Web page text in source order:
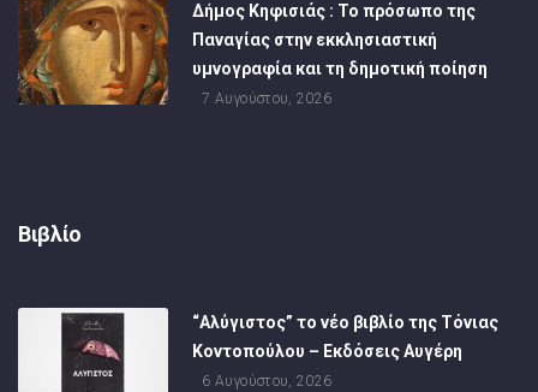
Δήμος Κηφισιάς : Το πρόσωπο της
Παναγίας στην εκκλησιαστική
υμνογραφία και τη δημοτική ποίηση
7 Αυγούστου, 2026
Βιβλίο
“Αλύγιστος” το νέο βιβλίο της Τόνιας
Κοντοπούλου – Εκδόσεις Αυγέρη
6 Αυγούστου, 2026